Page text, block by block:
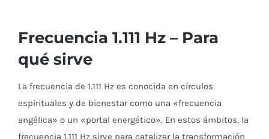
Frecuencia 1.111 Hz – Para
qué sirve​
La frecuencia de 1.111 Hz es conocida en círculos
espirituales y de bienestar como una «frecuencia
angélica» o un «portal energético». En estos ámbitos, la
frecuencia 1.111 Hz sirve para catalizar la transformación